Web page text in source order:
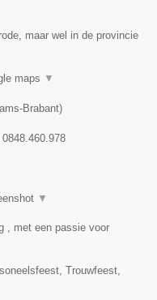
maar wel in de provincie
maps ▼
Brabant)
0848.460.978
▼
, met een passie voor
Trouwfeest,